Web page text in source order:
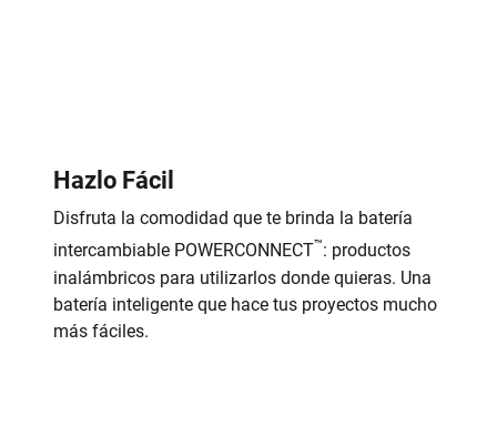
Hazlo Fácil
Disfruta la comodidad que te brinda la batería
intercambiable POWERCONNECT™: productos
inalámbricos para utilizarlos donde quieras. Una
batería inteligente que hace tus proyectos mucho
más fáciles.